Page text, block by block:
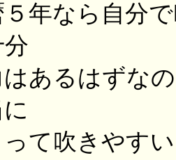
年なら自分
あるはずな
って吹きやす